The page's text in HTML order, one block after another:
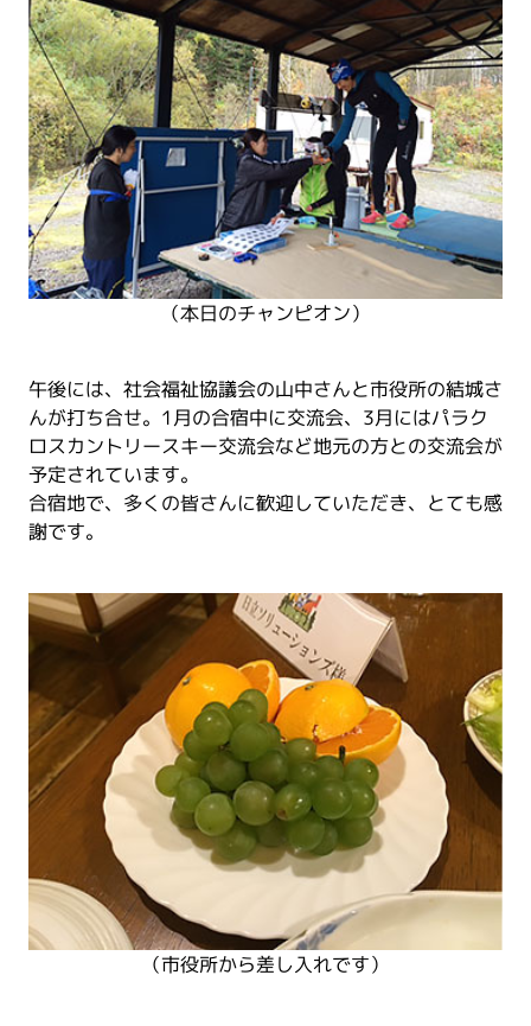
（本日のチャンピオン）
午後には、社会福祉協議会の山中さんと市役所の結城さ
んが打ち合せ。1月の合宿中に交流会、3月にはパラク
ロスカントリースキー交流会など地元の方との交流会が
予定されています。
合宿地で、多くの皆さんに歓迎していただき、とても感
謝です。
（市役所から差し入れです）